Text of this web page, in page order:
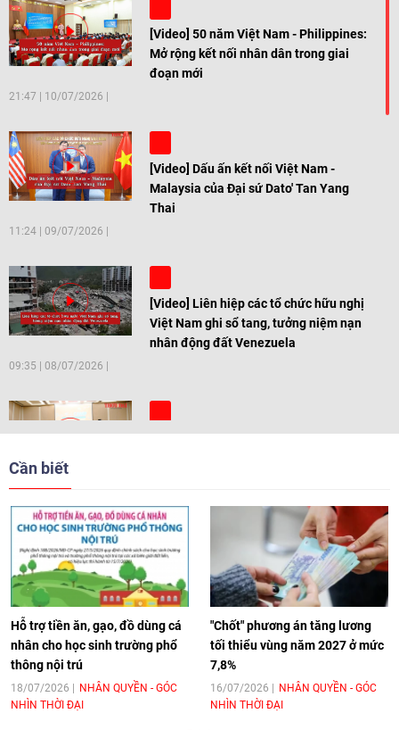
[Video] 50 năm Việt Nam - Philippines:
Mở rộng kết nối nhân dân trong giai
đoạn mới
21:47 10/07/2026
[Video] Dấu ấn kết nối Việt Nam -
Malaysia của Đại sứ Dato' Tan Yang
Thai
11:24 09/07/2026
[Video] Liên hiệp các tổ chức hữu nghị
Việt Nam ghi sổ tang, tưởng niệm nạn
nhân động đất Venezuela
09:35 08/07/2026
[Video] Trẻ em Đông Á cùng kiến tạo
[Video] Âm nhạc flamenco gắn kết văn
hoá Việt Nam - Tây Ban Nha
11:10 17/06/2026
[Video] Trao tặng Kỷ niệm chương "Vì
hòa bình, hữu nghị giữa các dân tộc"
cho Đại sứ Hungary tại Việt Nam
Cần biết
Hỗ trợ tiền ăn, gạo, đồ dùng cá
nhân cho học sinh trường phổ
thông nội trú
18/07/2026
NHÂN QUYỀN - GÓC
NHÌN THỜI ĐẠI
"Chốt" phương án tăng lương
tối thiểu vùng năm 2027 ở mức
7,8%
16/07/2026
NHÂN QUYỀN - GÓC
NHÌN THỜI ĐẠI